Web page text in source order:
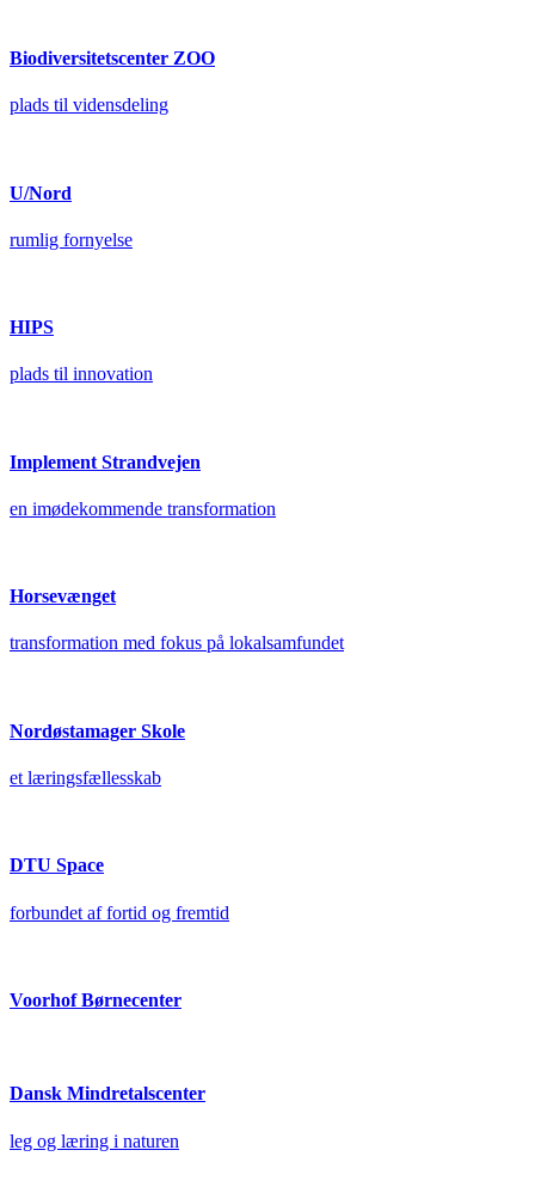
Biodiversitetscenter ZOO
plads til vidensdeling
U/Nord
rumlig fornyelse
HIPS
plads til innovation
Implement Strandvejen
en imødekommende transformation
Horsevænget
transformation med fokus på lokalsamfundet
Nordøstamager Skole
et læringsfællesskab
DTU Space
forbundet af fortid og fremtid
Voorhof Børnecenter
Dansk Mindretalscenter
leg og læring i naturen